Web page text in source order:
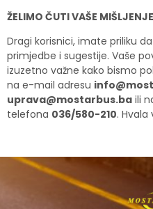
ŽELIMO ČUTI VAŠE
Dragi korisnici, imate priliku
primjedbe i sugestije. Vaše
izuzetno važne kako bismo
na e-mail adresu
uprava@mostarbus.ba ili
telefona 036/580-210.